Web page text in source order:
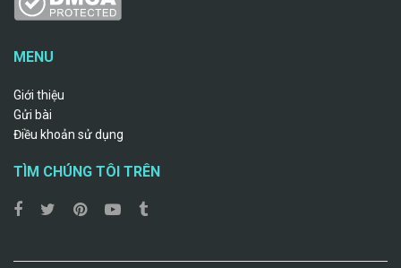
MENU
Giới thiệu
Gửi bài
Điều khoản sử dụng
TÌM CHÚNG TÔI TRÊN